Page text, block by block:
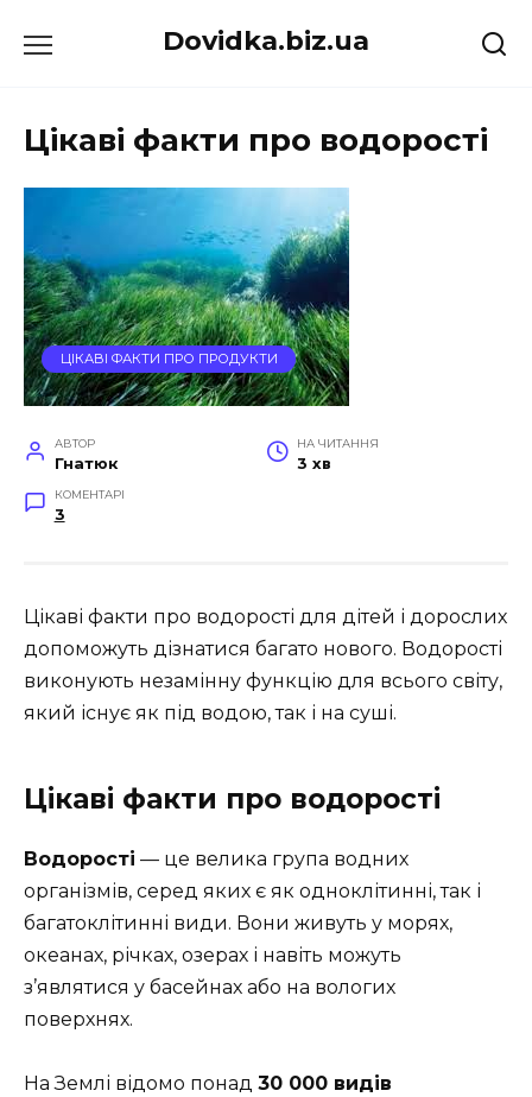
до
Dovidka.biz.ua
Цікаві факти про водорості
ЦІКАВІ ФАКТИ ПРО ПРОДУКТИ
АВТОР
Гнатюк
НА ЧИТАННЯ
3 хв
КОМЕНТАРІ
3
Цікаві факти про водорості для дітей і дорослих
допоможуть дізнатися багато нового. Водорості
виконують незамінну функцію для всього світу,
який існує як під водою, так і на суші.
Цікаві факти про водорості
Водорості — це велика група водних
організмів, серед яких є як одноклітинні, так і
багатоклітинні види. Вони живуть у морях,
океанах, річках, озерах і навіть можуть
з’являтися у басейнах або на вологих
поверхнях.
На Землі відомо понад 30 000 видів